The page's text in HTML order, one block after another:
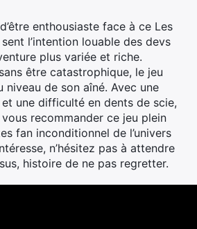
enthousiaste face à ce Les
l’intention louable des devs
plus variée et riche.
être catastrophique, le jeu
niveau de son aîné. Avec une
une difficulté en dents de scie,
recommander ce jeu plein
fan inconditionnel de l’univers
n’hésitez pas à attendre
histoire de ne pas regretter.